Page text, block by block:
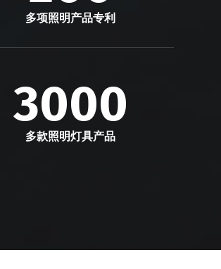
多项照明产品专利
3000
多款照明灯具产品